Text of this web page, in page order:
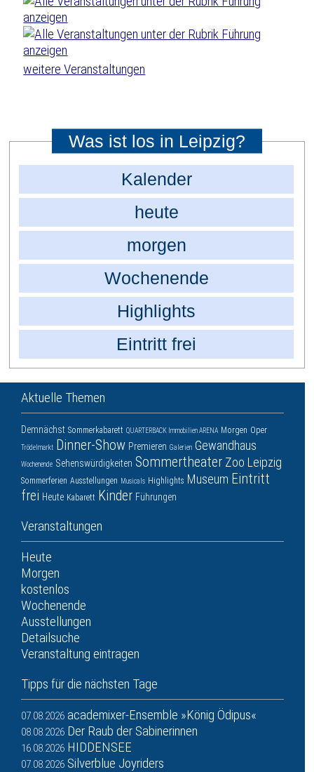
weitere Veranstaltungen
Was ist los in Leipzig?
Kalender
heute
morgen
Wochenende
Highlights
Eintritt frei
Aktuelle Themen
Demnächst Sommerkabarett QUARTERBACK Immobilien ARENA Morgen Oper
Trödelmarkt Dinner-Show Premieren Galerien Gewandhaus
Wochenende Sehenswürdigkeiten Sommertheater Zoo Leipzig
Sommerferien Ausstellungen Musicals Highlights Museum Eintritt
frei Heute Kabarett Kinder Führungen
Veranstaltungen
Heute
Morgen
kostenlos
Wochenende
Ausstellungen
Detailsuche
Veranstaltung eintragen
Tipps für die nächsten Tage
07.08.2026 academixer-Ensemble »König Ödipus«
08.08.2026 Der Raub der Sabinerinnen
16.08.2026 HIDDENSEE
07.08.2026 Silverblue Joyriders